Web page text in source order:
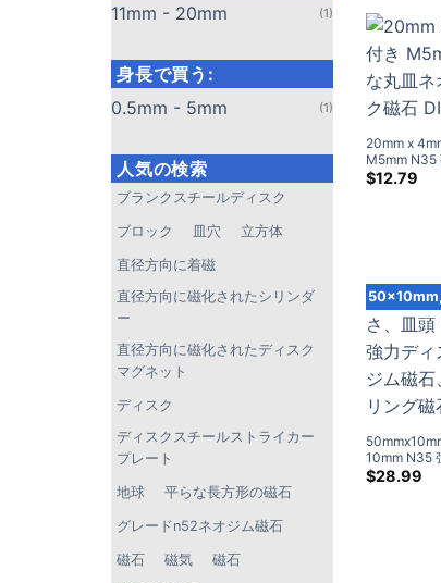
11mm - 20mm
(1)
身長で買う:
0.5mm - 5mm
(1)
人気の検索
ブランクスチールディスク
ブロック 皿穴 立方体
直径方向に着磁
直径方向に磁化されたシリンダ
ー
直径方向に磁化されたディスク
マグネット
ディスク
ディスクスチールストライカー
プレート
地球 平らな長方形の磁石
グレードn52ネオジム磁石
磁石 磁気 磁石
20mm x
M5mm N35
ムディスク
$12.79
10mm N35
ネオジム磁
$28.99